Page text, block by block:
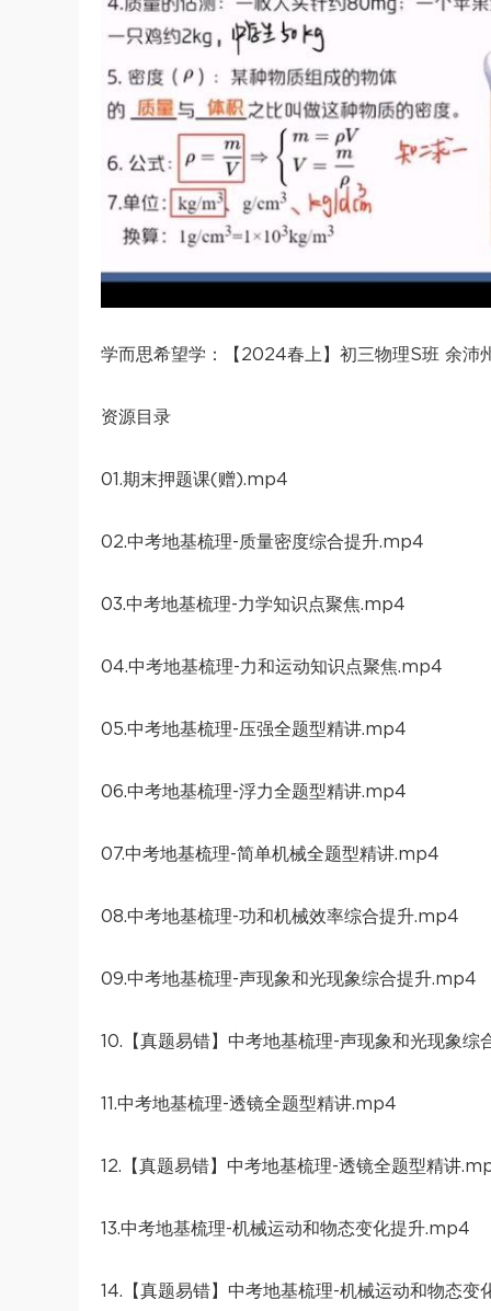
学而思希望学：【2024春上】初三物理S班 余沛
资源目录
01.期末押题课(赠).mp4
02.中考地基梳理-质量密度综合提升.mp4
03.中考地基梳理-力学知识点聚焦.mp4
04.中考地基梳理-力和运动知识点聚焦.mp4
05.中考地基梳理-压强全题型精讲.mp4
06.中考地基梳理-浮力全题型精讲.mp4
07.中考地基梳理-简单机械全题型精讲.mp4
08.中考地基梳理-功和机械效率综合提升.mp4
09.中考地基梳理-声现象和光现象综合提升.mp4
10.【真题易错】中考地基梳理-声现象和光现象综
11.中考地基梳理-透镜全题型精讲.mp4
12.【真题易错】中考地基梳理-透镜全题型精讲
13.中考地基梳理-机械运动和物态变化提升.mp4
14.【真题易错】中考地基梳理-机械运动和物态变